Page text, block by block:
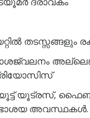
യൂട്രസ്,
അവസ്ഥകൾ.